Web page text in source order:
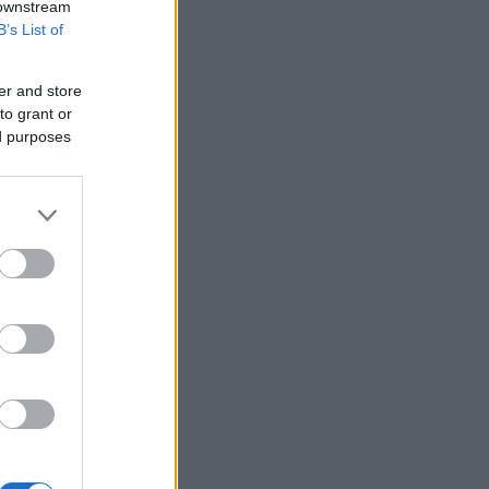
List of
and store
grant or
purposes